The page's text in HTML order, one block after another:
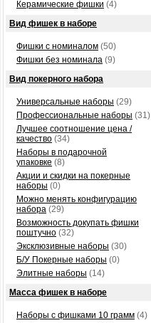
Керамические фишки (4)
Вид фишек в наборе
Фишки с номиналом (50)
Фишки без номинала (9)
Вид покерного набора
Универсальные наборы (29)
Профессиональные наборы (31)
Лучшее соотношение цена /
качество (34)
Наборы в подарочной
упаковке (8)
Акции и скидки на покерные
наборы (0)
Можно менять конфигурацию
набора (29)
Возможность докупать фишки
поштучно (32)
Эксклюзивные наборы (30)
Б/У Покерные наборы (0)
Элитные наборы (14)
Масса фишек в наборе
Наборы с фишками 10 грамм (4)